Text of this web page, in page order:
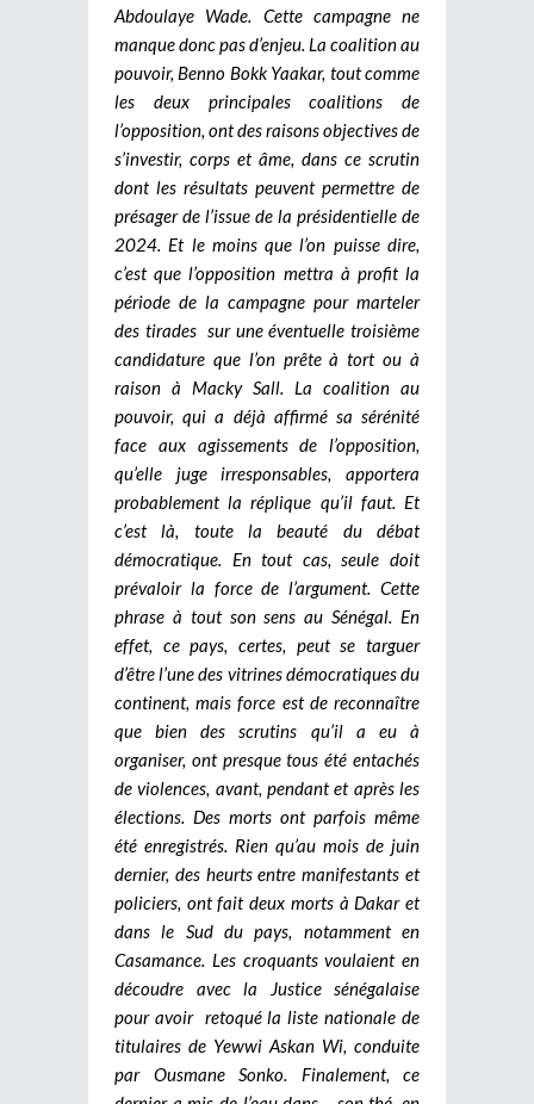
Abdoulaye Wade. Cette campagne ne
manque donc pas d’enjeu. La coalition au
pouvoir, Benno Bokk Yaakar, tout comme
les deux principales coalitions de
l’opposition, ont des raisons objectives de
s’investir, corps et âme, dans ce scrutin
dont les résultats peuvent permettre de
présager de l’issue de la présidentielle de
2024. Et le moins que l’on puisse dire,
c’est que l’opposition mettra à profit la
période de la campagne pour marteler
des tirades sur une éventuelle troisième
candidature que l’on prête à tort ou à
raison à Macky Sall. La coalition au
pouvoir, qui a déjà affirmé sa sérénité
face aux agissements de l’opposition,
qu’elle juge irresponsables, apportera
probablement la réplique qu’il faut. Et
c’est là, toute la beauté du débat
démocratique. En tout cas, seule doit
prévaloir la force de l’argument. Cette
phrase à tout son sens au Sénégal. En
effet, ce pays, certes, peut se targuer
d’être l’une des vitrines démocratiques du
continent, mais force est de reconnaître
que bien des scrutins qu’il a eu à
organiser, ont presque tous été entachés
de violences, avant, pendant et après les
élections. Des morts ont parfois même
été enregistrés. Rien qu’au mois de juin
dernier, des heurts entre manifestants et
policiers, ont fait deux morts à Dakar et
dans le Sud du pays, notamment en
Casamance. Les croquants voulaient en
découdre avec la Justice sénégalaise
pour avoir retoqué la liste nationale de
titulaires de Yewwi Askan Wi, conduite
par Ousmane Sonko. Finalement, ce